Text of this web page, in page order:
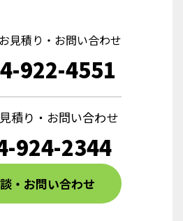
見積り・お問い合わせ
922-4551
積り・お問い合わせ
924-2344
・お問い合わせ